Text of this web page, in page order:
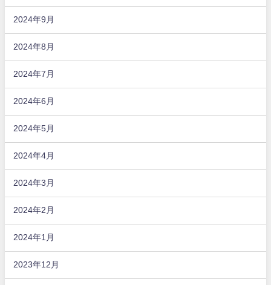
2024年9月
2024年8月
2024年7月
2024年6月
2024年5月
2024年4月
2024年3月
2024年2月
2024年1月
2023年12月